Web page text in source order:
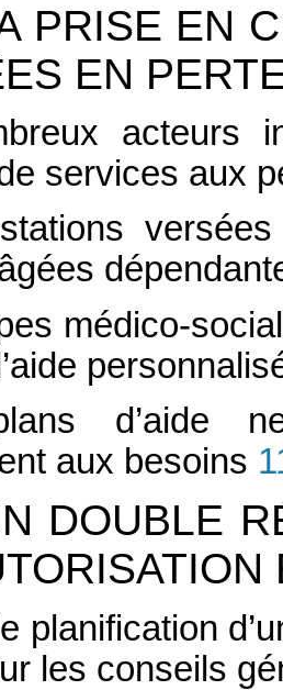
PRISE EN
EN
acteurs
services aux
médico-
d’aide
aux besoins
DOUBLE
planification
les conseils